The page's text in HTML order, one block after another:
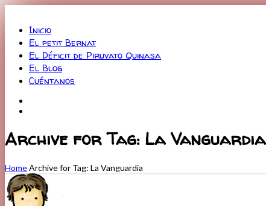
Inicio
El petit Bernat
El Déficit de Piruvato Quinasa
El Blog
Cuéntanos
Archive for Tag: La Vanguardia
HomeArchive for Tag: La Vanguardia